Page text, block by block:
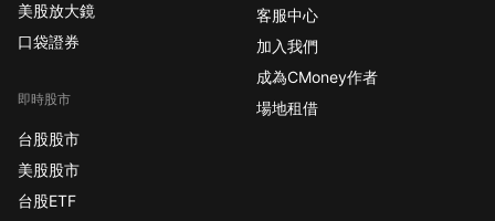
美股放大鏡
口袋證券
即時股市
台股股市
美股股市
台股ETF
客服中心
加入我們
成為CMoney作者
場地租借